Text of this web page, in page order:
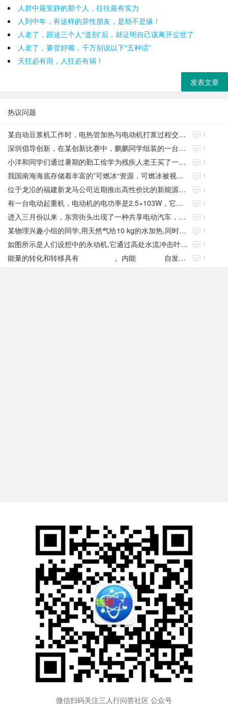
人群中最安静的那个人，往往最有实力
人到中年，有这样的异性朋友，是劫不是缘！
人老了，跟这三个人“道别”后，就证明自己该离开尘世了
人老了，要管好嘴，千万别说以下“五种话”
天狂必有雨，人狂必有祸！
发表文章
热议问题
某自动豆浆机工作时，电热管加热与电动机打浆过程交替进行 1
深圳倡导创新，在某创新比赛中，鹏鹏同学组装的一台环保电动力车 1
小洋和同学们通过暑期的勤工俭学为残疾人老王买了一辆电动轮椅 1
我国南海海底存储着丰富的”可燃冰“资源．可燃冰被视为21世纪新型绿色能源 1
位于龙沿的福建新龙马公司近期推出高性价比的新能源纯电动车 1
有一台电动起重机，电动机的电功率是2.5×103W，它在30秒内将质量 1
进入三月份以来，东营街头出现了一种共享电动汽车．下表是这种汽车的主要参数 1
某物理兴趣小组的同学,用天然气给10 kg的水加热,同时绘制了如图所示的加热过 1
如图所示是人们设想中的永动机,它通过高处水流冲击叶片,使叶片转动来带动抽水机从低 1
能量的转化和转移具有 。内能 自发地从低温物体传给高温物体;汽车 1
微信扫码关注三人行问答社区 公众号